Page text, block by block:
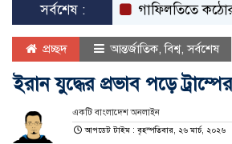
সর্বশেষ :
গাফিলতিতে কঠোর ব্যবস্থা
প্রচ্ছদ আন্তর্জাতিক,বিশ্ব,সর্বশেষ
ইরান যুদ্ধের প্রভাব পড়ে
একটি বাংলাদেশ অনলাইন
আপডেট টাইম : বৃহস্পতিবার, ২৬ মার্চ, ২০২৬